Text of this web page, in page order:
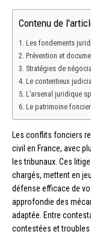
Contenu de
Les fondements
Prévention et
Stratégies de
Le contentieux
L’arsenal juridique
Le patrimoine
Les conflits fonciers
civil en France, avec
les tribunaux. Ces
chargés, mettent en
défense efficace de
approfondie des
adaptée. Entre
contestées et troubles